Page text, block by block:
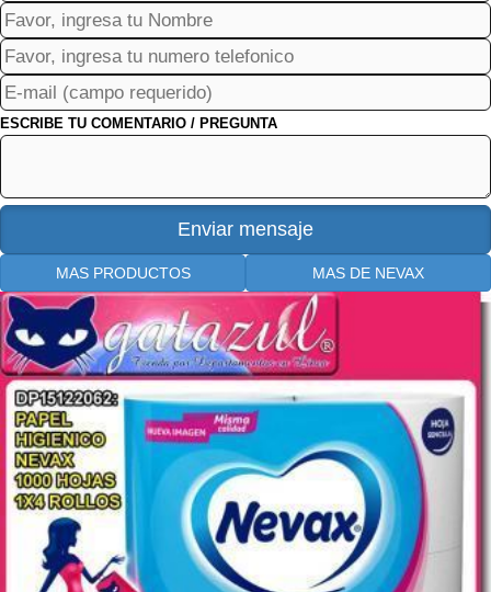
ESCRIBE TU COMENTARIO / PREGUNTA
MAS PRODUCTOS MAS DE NEVAX